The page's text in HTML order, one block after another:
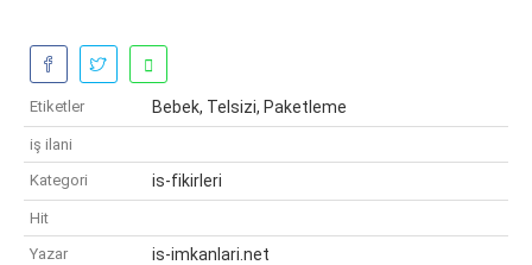
Etiketler Bebek, Telsizi, Paketleme
iş ilani
Kategori
is-fikirleri
Hit
Yazar
is-imkanlari.net